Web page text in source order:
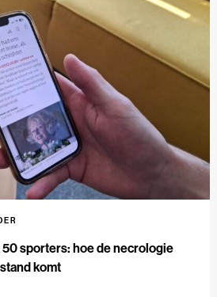
50 sporters: hoe de necrologie
komt